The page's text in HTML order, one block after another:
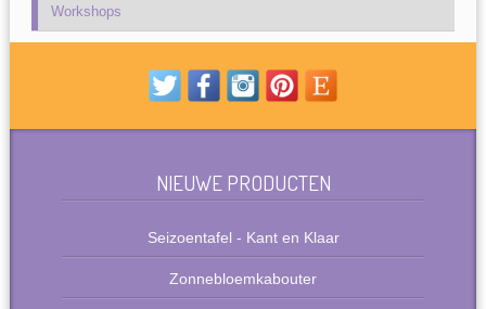
Workshops
NIEUWE PRODUCTEN
Seizoentafel - Kant en Klaar
Zonnebloemkabouter